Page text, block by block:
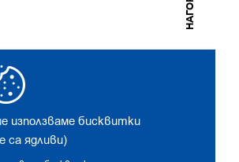
използваме бисквитки
са ядливи)
НАГОРЕ